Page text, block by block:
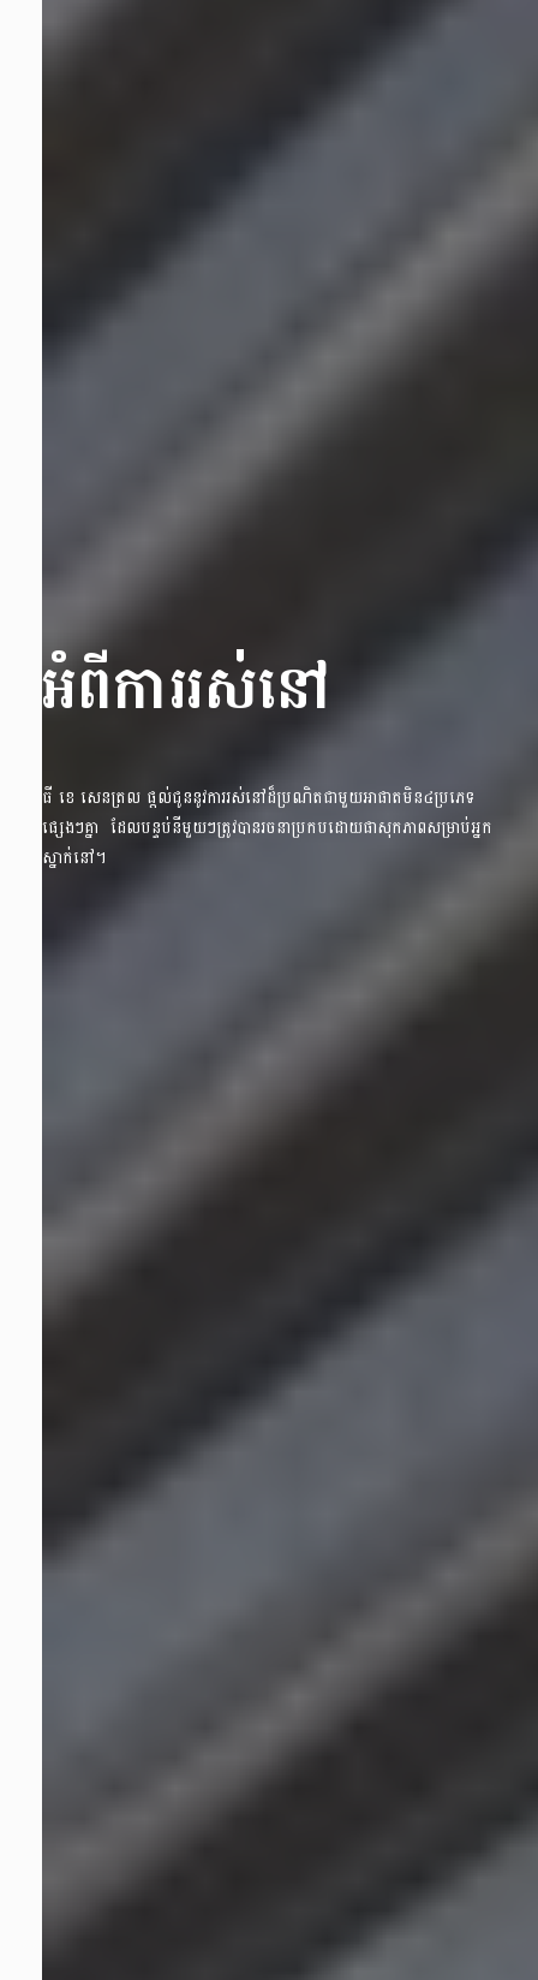
អំពីការរស់នៅ
ធី ខេ សេនត្រល ផ្តល់ជូននូវការរស់នៅដ៏ប្រណិតជាមួយអាផាតមិន៤ប្រភេទ
ផ្សេងៗគ្នា ដែលបន្ទប់នីមួយៗត្រូវបានរចនាប្រកបដោយផាសុកភាពសម្រាប់អ្នក
ស្នាក់នៅ។